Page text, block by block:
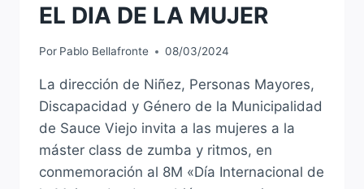
EL DIA DE LA MUJER
Por Pablo Bellafronte 08/03/2024
La dirección de Niñez, Personas Mayores,
Discapacidad y Género de la Municipalidad
de Sauce Viejo invita a las mujeres a la
máster class de zumba y ritmos, en
conmemoración al 8M «Día Internacional de